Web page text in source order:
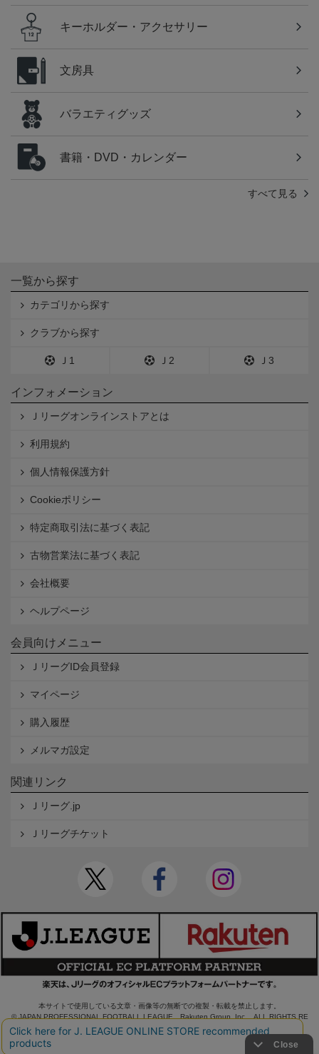
キーホルダー・アクセサリー
文房具
バラエティグッズ
書籍・DVD・カレンダー
すべて見る
一覧から探す
カテゴリから探す
クラブから探す
Ｊ1 Ｊ2 Ｊ3
インフォメーション
Ｊリーグオンラインストアとは
利用規約
個人情報保護方針
Cookieポリシー
特定商取引法に基づく表記
古物営業法に基づく表記
会社概要
ヘルプページ
会員向けメニュー
ＪリーグID会員登録
マイページ
購入履歴
メルマガ設定
関連リンク
Ｊリーグ.jp
Ｊリーグチケット
本サイトで使用している文章・画像等の無断での複製・転載を禁止します。
© JAPAN PROFESSIONAL FOOTBALL LEAGUE Rakuten Group, Inc. ALL RIGHTS RE
SERVED.